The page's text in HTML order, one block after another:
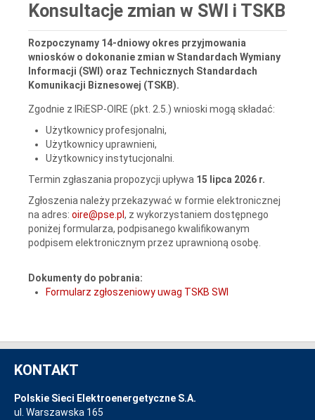
Konsultacje zmian w SWI i TSKB
Rozpoczynamy 14-dniowy okres przyjmowania
wniosków o dokonanie zmian w Standardach Wymiany
Informacji (SWI) oraz Technicznych Standardach
Komunikacji Biznesowej (TSKB).
Zgodnie z IRiESP-OIRE (pkt. 2.5.) wnioski mogą składać:
Użytkownicy profesjonalni,
Użytkownicy uprawnieni,
Użytkownicy instytucjonalni.
Termin zgłaszania propozycji upływa 15 lipca 2026 r.
Zgłoszenia należy przekazywać w formie elektronicznej
na adres: oire@pse.pl , z wykorzystaniem dostępnego
poniżej formularza, podpisanego kwalifikowanym
podpisem elektronicznym przez uprawnioną osobę.
Dokumenty do pobrania:
Formularz zgłoszeniowy uwag TSKB SWI
KONTAKT
Polskie Sieci Elektroenergetyczne S.A.
ul. Warszawska 165